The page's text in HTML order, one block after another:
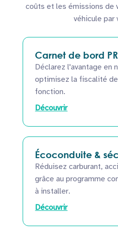
coûts et les émissions de
véhicule par
Carnet de bord
Déclarez l'avantage en
optimisez la fiscalité
fonction.
Découvrir
Écoconduite &
Réduisez carburant,
grâce au programme
à installer.
Découvrir